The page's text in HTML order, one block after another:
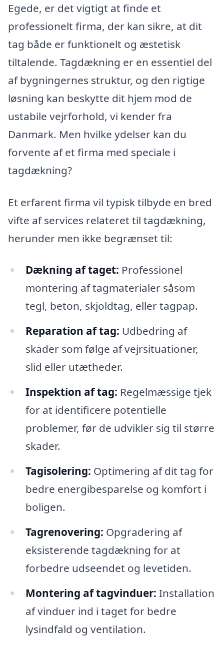
Egede, er det vigtigt at finde et
professionelt firma, der kan sikre, at dit
tag både er funktionelt og æstetisk
tiltalende. Tagdækning er en essentiel del
af bygningernes struktur, og den rigtige
løsning kan beskytte dit hjem mod de
ustabile vejrforhold, vi kender fra
Danmark. Men hvilke ydelser kan du
forvente af et firma med speciale i
tagdækning?
Et erfarent firma vil typisk tilbyde en bred
vifte af services relateret til tagdækning,
herunder men ikke begrænset til:
Dækning af taget: Professionel
montering af tagmaterialer såsom
tegl, beton, skjoldtag, eller tagpap.
Reparation af tag: Udbedring af
skader som følge af vejrsituationer,
slid eller utætheder.
Inspektion af tag: Regelmæssige tjek
for at identificere potentielle
problemer, før de udvikler sig til større
skader.
Tagisolering: Optimering af dit tag for
bedre energibesparelse og komfort i
boligen.
Tagrenovering: Opgradering af
eksisterende tagdækning for at
forbedre udseendet og levetiden.
Montering af tagvinduer: Installation
af vinduer ind i taget for bedre
lysindfald og ventilation.